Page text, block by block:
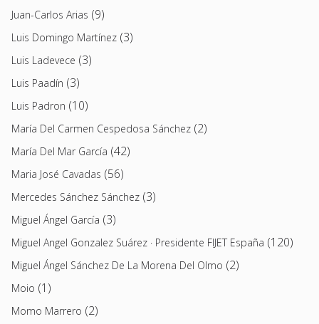
Juan-Carlos Arias (9)
Luis Domingo Martínez (3)
Luis Ladevece (3)
Luis Paadín (3)
Luis Padron (10)
María Del Carmen Cespedosa Sánchez (2)
María Del Mar García (42)
Maria José Cavadas (56)
Mercedes Sánchez Sánchez (3)
Miguel Ángel García (3)
Miguel Angel Gonzalez Suárez · Presidente FIJET España (120)
Miguel Ángel Sánchez De La Morena Del Olmo (2)
Moio (1)
Momo Marrero (2)